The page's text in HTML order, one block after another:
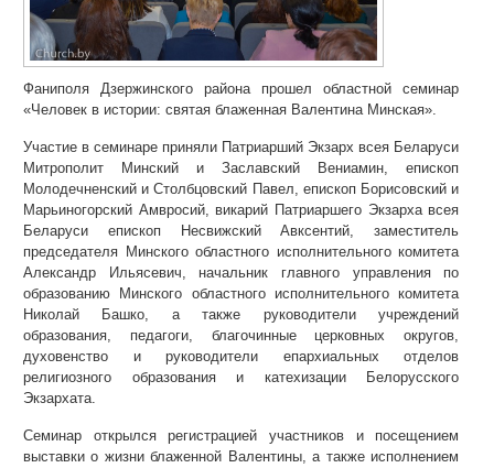
Фаниполя Дзержинского района прошел областной семинар
«Человек в истории: святая блаженная Валентина Минская».
Участие в семинаре приняли Патриарший Экзарх всея Беларуси
Митрополит Минский и Заславский Вениамин, епископ
Молодечненский и Столбцовский Павел, епископ Борисовский и
Марьиногорский Амвросий, викарий Патриаршего Экзарха всея
Беларуси епископ Несвижский Авксентий, заместитель
председателя Минского областного исполнительного комитета
Александр Ильясевич, начальник главного управления по
образованию Минского областного исполнительного комитета
Николай Башко, а также руководители учреждений
образования, педагоги, благочинные церковных округов,
духовенство и руководители епархиальных отделов
религиозного образования и катехизации Белорусского
Экзархата.
Семинар открылся регистрацией участников и посещением
выставки о жизни блаженной Валентины, а также исполнением